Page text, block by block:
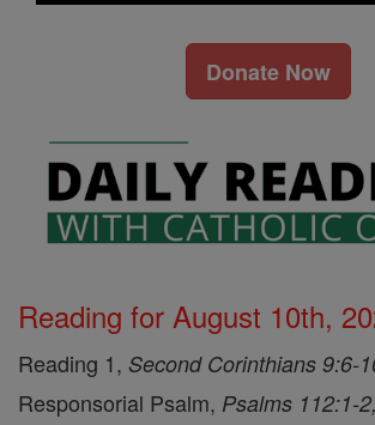
Donate Now
Reading for August 10th,
Reading 1, Second Corinthians 9:6-
Responsorial Psalm, Psalms 112:1-